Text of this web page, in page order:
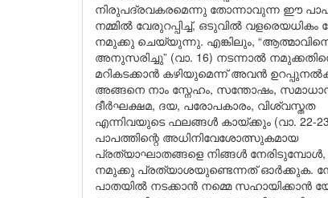
നിരുപദ്രവകരമെന്നു തോന്നാവുന്ന ഈ
നമ്മിൽ വേരുറപ്പിച്ച്, ഒടുവിൽ വളരെയധികം
നമുക്കു ചെയ്യുന്നു. എങ്കിലും,
അനുസരിച്ചു” (വാ. 16) നടന്നാൽ
മറികടക്കാൻ കഴിയുമെന്ന് അവൻ
അങ്ങനെ നാം സ്നേഹം, സന്തോഷം,
ദീർഘക്ഷമ, ദയ, പരോപകാരം, വിശ്വസ്തത
എന്നിവയുടെ ഫലങ്ങൾ കായ്ക്കും (വാ. 22-
പാപത്തിന്റെ അധിനിവേശോത്സുകമായ
പ്രത്യാഘാതങ്ങളെ നിങ്ങൾ നേരിടുമ്പോൾ,
നമുക്കു പ്രത്യാശയുണ്ടെന്നത് ഓർക്കുക.
പാതയിൽ നടക്കാൻ നമ്മെ സഹായിക്കാൻ